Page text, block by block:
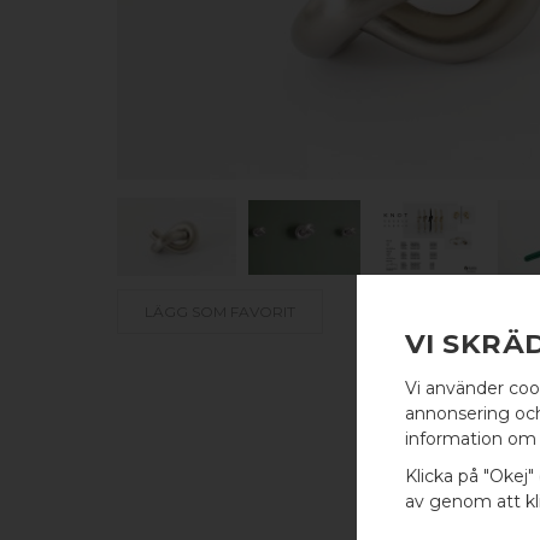
VI
Vi använder
annonsering
information om
Klicka på
av genom att